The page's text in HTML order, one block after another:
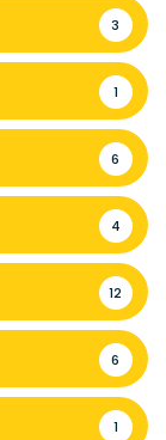
3
1
6
4
12
6
1